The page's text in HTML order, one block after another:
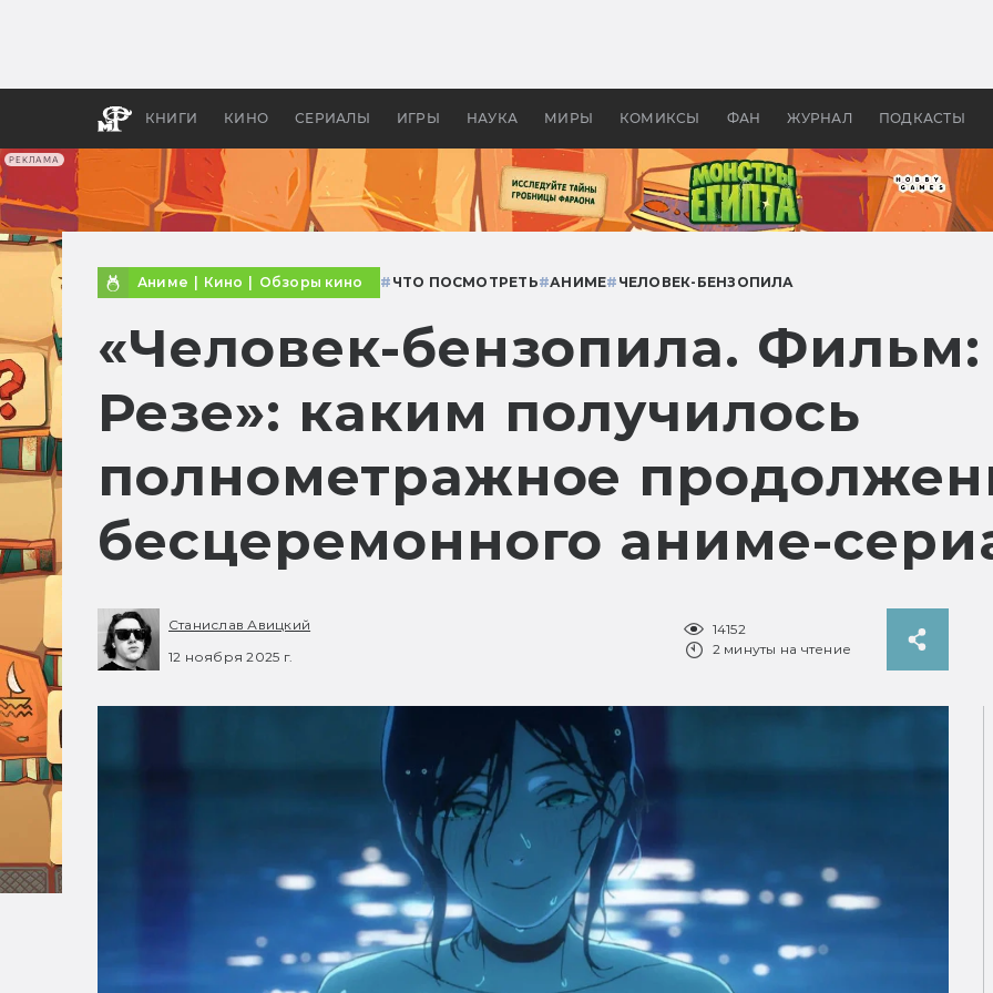
РЕКЛАМА
КНИГИ КИНО СЕРИАЛЫ ИГРЫ НАУКА МИРЫ КОМИКСЫ ФАН ЖУРНАЛ ПОДКАСТЫ
апокалипсис, в России —
бы «Властелина колец»
Аниме Кино Обзоры кино # ЧТО ПОСМОТРЕТЬ#АНИМЕ# ЧЕЛОВЕК-БЕНЗОПИЛА
«Человек-бензопила.
Резе»: каким получилось
полнометражное
бесцеремонного аниме-
Станислав Авицкий
12 ноября 2025 г.
14152
2 минуты на чтение